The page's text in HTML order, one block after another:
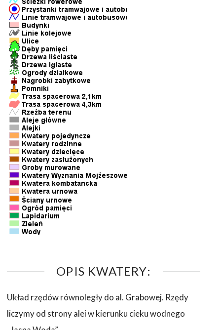
OPIS KWATERY:
Układ rzędów równoległy do al. Grabowej. Rzędy
liczymy od strony alei w kierunku cieku wodnego